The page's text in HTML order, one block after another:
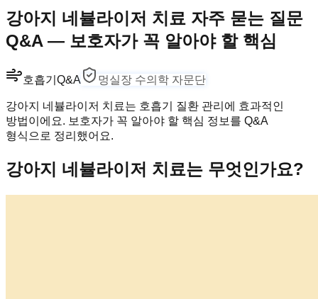
강아지 네뷸라이저 치료 자주 묻는 질문
Q&A — 보호자가 꼭 알아야 할 핵심
호흡기 Q&A 멍실장 수의학 자문단
강아지 네뷸라이저 치료는 호흡기 질환 관리에 효과적인
방법이에요. 보호자가 꼭 알아야 할 핵심 정보를 Q&A
형식으로 정리했어요.
강아지 네뷸라이저 치료는 무엇인가요?